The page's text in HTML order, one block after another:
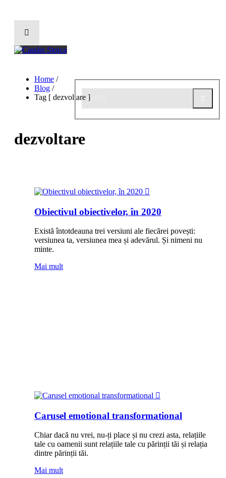
BLOG
POVESTEA LUI CĂTĂLIN
SERVICII
HAI SUS!
CONTACT
Home /
Blog /
Tag [ dezvoltare ]
dezvoltare
Obiectivul obiectivelor, în 2020
Există întotdeauna trei versiuni ale fiecărei povești:
versiunea ta, versiunea mea și adevărul. Și nimeni nu
minte.
Mai mult
Carusel emotional transformational
Chiar dacă nu vrei, nu-ți place și nu crezi asta, relațiile
tale cu oamenii sunt relațiile tale cu părinții tăi și relația
dintre părinții tăi.
Mai mult